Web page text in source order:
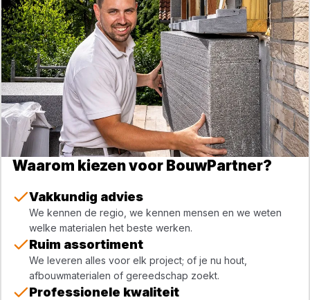
Waarom kiezen voor BouwPartner?
Vakkundig advies
We kennen de regio, we kennen mensen en we weten
welke materialen het beste werken.
Ruim assortiment
We leveren alles voor elk project; of je nu hout,
afbouwmaterialen of gereedschap zoekt.
Professionele kwaliteit